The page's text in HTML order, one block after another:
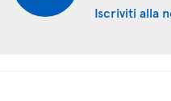
Iscriviti alla